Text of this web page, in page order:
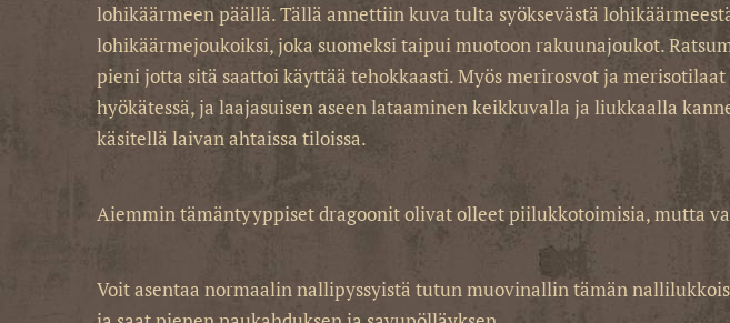
lohikäärmeen päällä. Tällä annettiin kuva tulta syöksevästä
lohikäärmejoukoiksi, joka suomeksi taipui muotoon rakuunajoukot.
pieni jotta sitä saattoi käyttää tehokkaasti. Myös merirosvot ja
hyökätessä, ja laajasuisen aseen lataaminen keikkuvalla ja liukkaalla
käsitellä laivan ahtaissa tiloissa.
Aiemmin tämäntyyppiset dragoonit olivat olleet piilukkotoimisia, mutta
Voit asentaa normaalin nallipyssyistä tutun muovinallin tämän